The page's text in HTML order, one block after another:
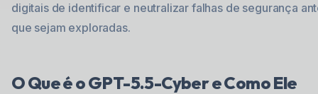
digitais de identificar e neutralizar falhas de segurança
que sejam exploradas.
O Que é o GPT-5.5-Cyber e Como Ele